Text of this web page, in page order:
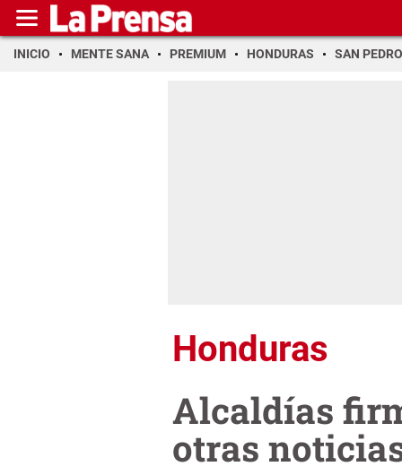
INICIO MENTE SANA PREMIUM HONDURAS SAN PEDRO
Honduras
Alcaldías
otras